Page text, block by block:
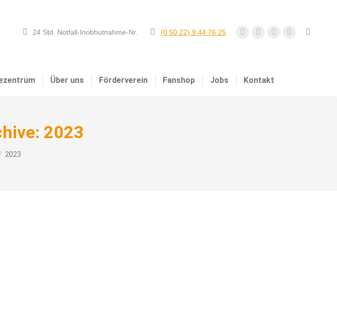
24 Std. Notfall-Inobhutnahme-Nr. (0 50 22) 9 44 76 25
Über uns Förderverein Fanshop Jobs Kontakt
2023
sich hier:
2023